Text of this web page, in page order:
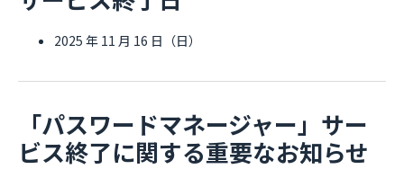
2025 年 11 月 16 日（日）
「パスワードマネージャー」サー
ビス終了に関する重要なお知らせ